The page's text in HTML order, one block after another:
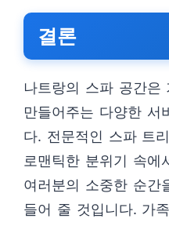
결론
나트랑의 스파 공간은
만들어주는 다양한 서
다. 전문적인 스파 트
로맨틱한 분위기 속에
여러분의 소중한 순간
들어 줄 것입니다. 가